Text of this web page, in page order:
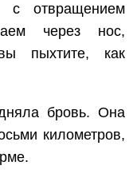
отвращением
через нос,
пыхтите, как
бровь. Она
километров,